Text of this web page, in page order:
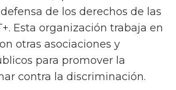
de los derechos de las
Esta organización trabaja en
otras asociaciones y
para promover la
contra la discriminación.